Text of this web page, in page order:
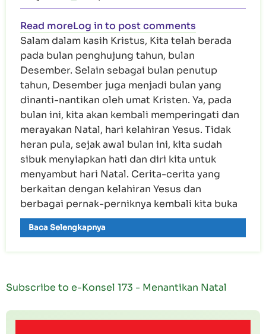
Read moreabout Menyiapkan Diri Menyambut
Log in to post comments
Salam dalam kasih Kristus, Kita telah berada
pada bulan penghujung tahun, bulan
Desember. Selain sebagai bulan penutup
tahun, Desember juga menjadi bulan yang
dinanti-nantikan oleh umat Kristen. Ya, pada
bulan ini, kita akan kembali memperingati dan
merayakan Natal, hari kelahiran Yesus. Tidak
heran pula, sejak awal bulan ini, kita sudah
sibuk menyiapkan hati dan diri kita untuk
menyambut hari Natal. Cerita-cerita yang
berkaitan dengan kelahiran Yesus dan
berbagai pernak-perniknya kembali kita buka
Baca Selengkapnya
Subscribe to e-Konsel 173 - Menantikan Natal